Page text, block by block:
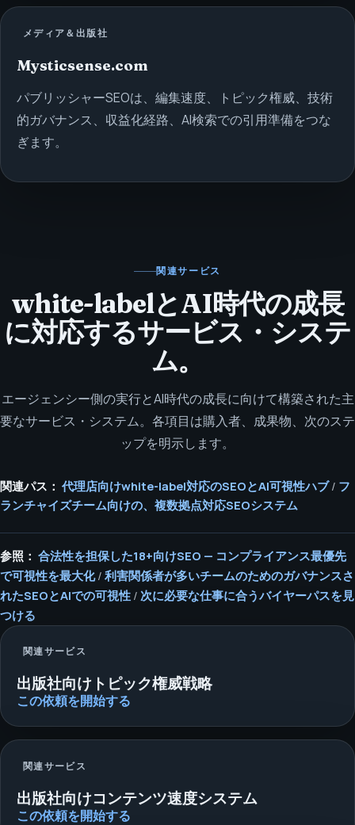
メディア＆出版社
Mysticsense.com
パブリッシャーSEOは、編集速度、トピック権威、技術
的ガバナンス、収益化経路、AI検索での引用準備をつな
ぎます。
関連サービス
white-labelとAI時代の成長
に対応するサービス・システ
ム。
エージェンシー側の実行とAI時代の成長に向けて構築された主
要なサービス・システム。各項目は購入者、成果物、次のステ
ップを明示します。
関連パス： 代理店向けwhite-label対応のSEOとAI可視性ハブ/ フ
ランチャイズチーム向けの、複数拠点対応SEOシステム
参照： 合法性を担保した18+向けSEO — コンプライアンス最優先
で可視性を最大化/ 利害関係者が多いチームのためのガバナンスさ
れたSEOとAIでの可視性 / 次に必要な仕事に合うバイヤーパスを見
つける
関連サービス
出版社向けトピック権威戦略
この依頼を開始する
関連サービス
出版社向けコンテンツ速度システム
この依頼を開始する